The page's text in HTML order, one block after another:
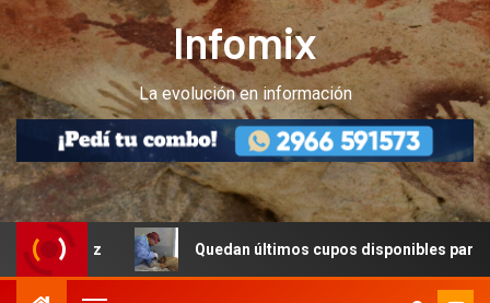
Infomix
La evolución en información
Quedan últimos cupos disponibles para